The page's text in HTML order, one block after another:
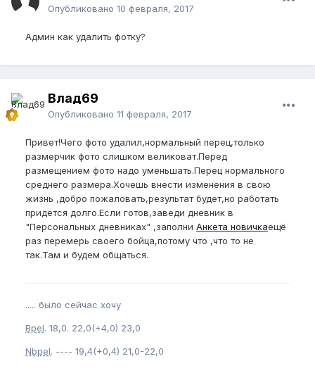
Опубликовано 10 февраля, 2017
Админ как удалить фотку?
Влад69
Опубликовано 11 февраля, 2017
Привет!Чего фото удалил,нормальный перец,только
размерчик фото слишком великоват.Перед
размещением фото надо уменьшать.Перец нормального
среднего размера.Хочешь внести изменения в свою
жизнь ,добро пожаловать,результат будет,но работать
придётся долго.Если готов,заведи дневник в
"Персональных дневниках" ,заполни Анкета новичкаещё
раз перемерь своего бойца,потому что ,что то не
так.Там и будем общаться.
..... было сейчас хочу
Bpel. 18,0. 22,0(+4,0) 23,0
Nbpel. ---- 19,4(+0,4) 21,0-22,0